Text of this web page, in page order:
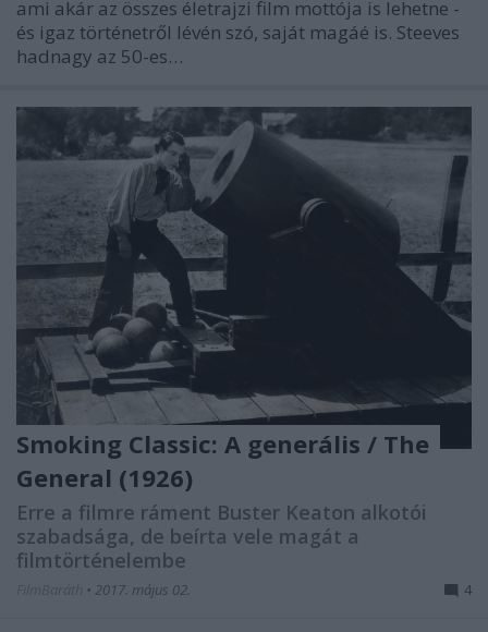
ami akár az összes életrajzi film mottója is lehetne -
és igaz történetről lévén szó, saját magáé is. Steeves
hadnagy az 50-es…
Smoking Classic: A generális / The
General (1926)
Erre a filmre ráment Buster Keaton alkotói
szabadsága, de beírta vele magát a
filmtörténelembe
• 2017. május 02. 4